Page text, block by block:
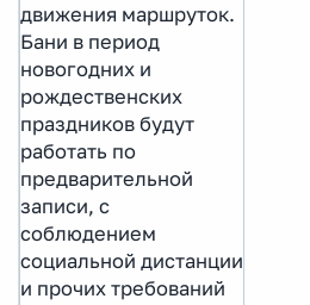
движения маршруток.
Бани в период
новогодних и
рождественских
праздников будут
работать по
предварительной
записи, с
соблюдением
социальной дистанции
и прочих требований